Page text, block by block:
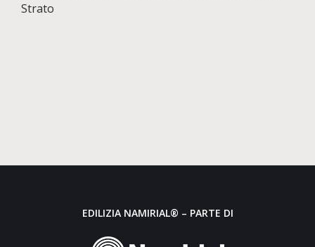
Strato
EDILIZIA NAMIRIAL® – PARTE DI